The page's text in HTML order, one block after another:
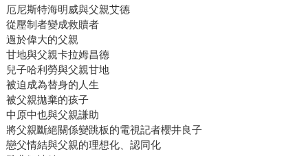
厄尼斯特海明威與父親艾德
從壓制者變成救贖者
過於偉大的父親
甘地與父親卡拉姆昌德
兒子哈利勞與父親甘地
被迫成為替身的人生
被父親拋棄的孩子
中原中也與父親謙助
將父親斷絕關係變跳板的電視記者櫻井良子
戀父情結與父親的理想化、認同化